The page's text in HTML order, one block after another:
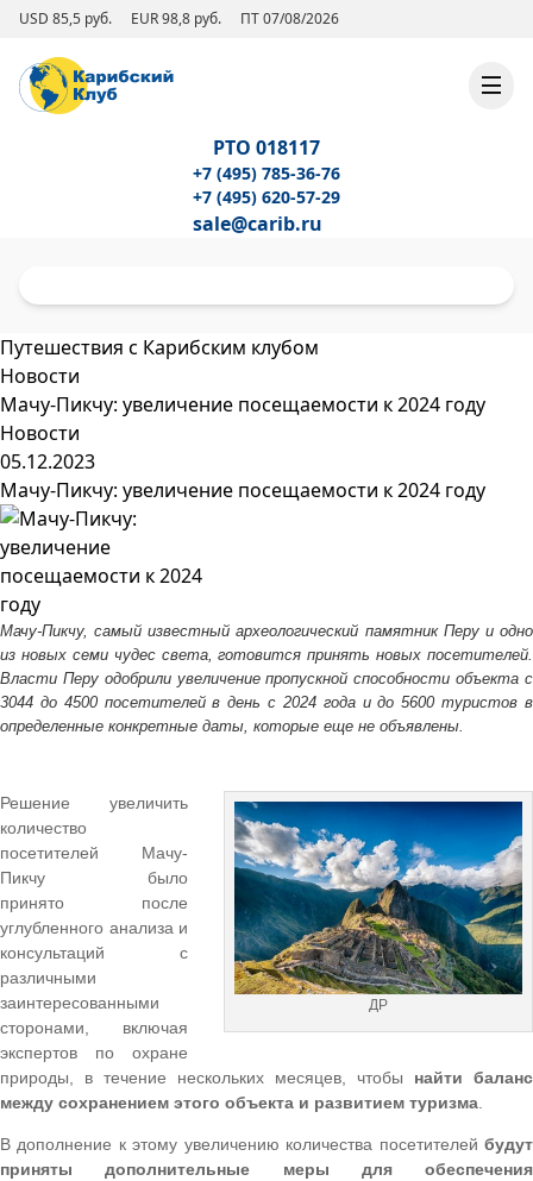
USD 85,5 руб. EUR 98,8 руб. ПТ 07/08/2026
РТО 018117
+7 (495) 785-36-76
+7 (495) 620-57-29
sale@carib.ru
Путешествия с Карибским клубом
Новости
Мачу-Пикчу: увеличение посещаемости к 2024 году
Новости
05.12.2023
Мачу-Пикчу: увеличение посещаемости к 2024 году
Мачу-Пикчу, самый известный археологический памятник Перу и одно
из новых семи чудессвета, готовится принять новых посетителей.
Власти Перу одобрили увеличение пропускной способности объекта с
3044 до 4500 посетителей в день с 2024 года и до 5600 туристов в
определенные конкретные даты, которые еще не объявлены.
ДР
Решение увеличить
количество
посетителей Мачу-
Пикчу было
принято после
углубленного анализа и
консультаций с
различными
заинтересованными
сторонами , включая
экспертов по охране
природы, в течение нескольких месяцев, чтобы найти баланс
между сохранением этого объекта и развитием туризма
В дополнение к этому увеличению количества посетителей будут
приняты дополнительные меры для обеспечения